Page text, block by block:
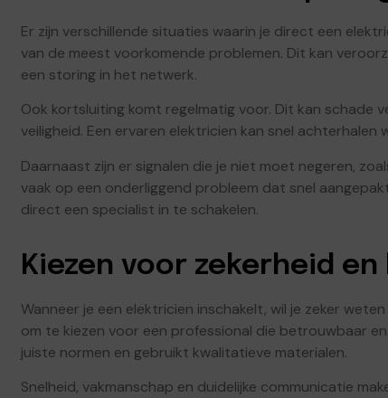
Er zijn verschillende situaties waarin je direct een
van de meest voorkomende problemen. Dit kan
een storing in het netwerk.
Ook kortsluiting komt regelmatig voor. Dit kan schade
veiligheid. Een ervaren elektricien kan snel
Daarnaast zijn er signalen die je niet moet negeren,
vaak op een onderliggend probleem dat snel
direct een specialist in te schakelen.
Kiezen voor zekerheid
Wanneer je een elektricien inschakelt, wil je zeker
om te kiezen voor een professional die betrouwbaar
juiste normen en gebruikt kwalitatieve materialen.
Snelheid, vakmanschap en duidelijke communicatie